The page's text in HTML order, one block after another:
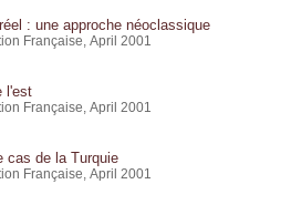
: une approche néoclassique
Française, April 2001
l'est
Française, April 2001
cas de la Turquie
Française, April 2001